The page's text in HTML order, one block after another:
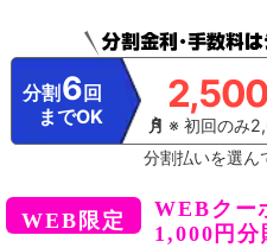
分割 6 回
までOK
※ 初回のみ
分割払いを選ん
WEBクー
1,000円